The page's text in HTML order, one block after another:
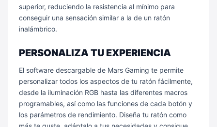
superior, reduciendo la resistencia al mínimo para
conseguir una sensación similar a la de un ratón
inalámbrico.
PERSONALIZA TU EXPERIENCIA
El software descargable de Mars Gaming te permite
personalizar todos los aspectos de tu ratón fácilmente,
desde la iluminación RGB hasta las diferentes macros
programables, así como las funciones de cada botón y
los parámetros de rendimiento. Diseña tu ratón como